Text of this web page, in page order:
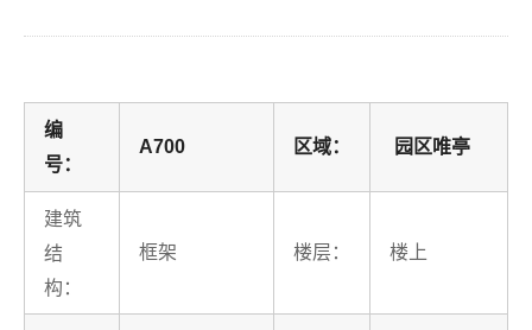
编
号：
A700 区域： 园区唯亭
建筑
结
构：
框架 楼层： 楼上